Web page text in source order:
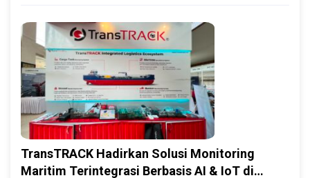
TransTRACK Hadirkan Solusi Monitoring
Maritim Terintegrasi Berbasis AI & IoT di